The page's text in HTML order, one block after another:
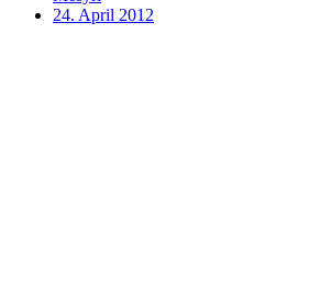
24. April 2012